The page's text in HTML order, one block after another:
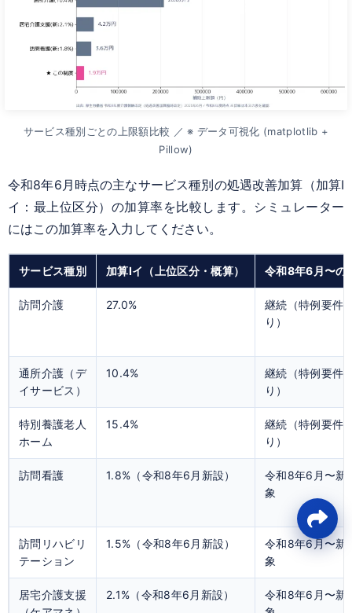
サービス種別ごとの上限額比較 ／ ※ データ可視化 (matplotlib +
Pillow)
令和8年6月時点の主なサービス種別の処遇改善加算（加算Ⅰ
イ：最上位区分）の加算率を比較します。シミュレーター
にはこの加算率を入力してください。
サービス種別 加算Ⅰイ（上位区分・概算） 令和8年6月〜の
訪問介護 27.0%
継続（特例要件
り）
通所介護（デ
イサービス）
10.4%
継続（特例要件
り）
特別養護老人
ホーム
15.4%
継続（特例要件
り）
訪問看護 1.8%（令和8年6月新設）
令和8年6月〜新
象
訪問リハビリ
テーション
1.5%（令和8年6月新設）
令和8年6月〜新
象
居宅介護支援
2.1%（令和8年6月新設）
令和8年6月〜新